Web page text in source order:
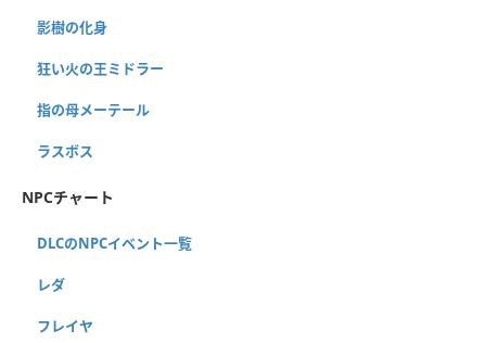
影樹の化身
狂い火の王ミドラー
指の母メーテール
ラスボス
NPCチャート
DLCのNPCイベント一覧
レダ
フレイヤ